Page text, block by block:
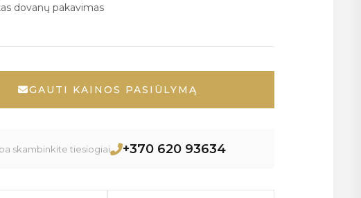
dovanų pakavimas
GAUTI KAINOS PASIŪLYMĄ
skambinkite tiesiogiai +370 620 93634